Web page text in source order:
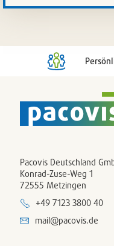
Pacovis Deutschland
Konrad-Zuse-Weg 1
72555 Metzingen
+49 7123 3800 40
mail@pacovis.de